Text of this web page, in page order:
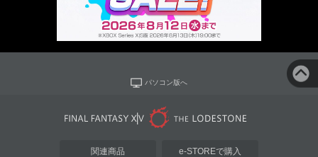
パソコン版へ
関連商品 e-STOREで購入